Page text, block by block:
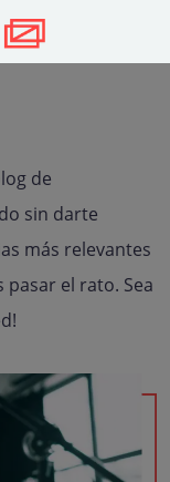
de
sin darte
más relevantes
el rato. Sea